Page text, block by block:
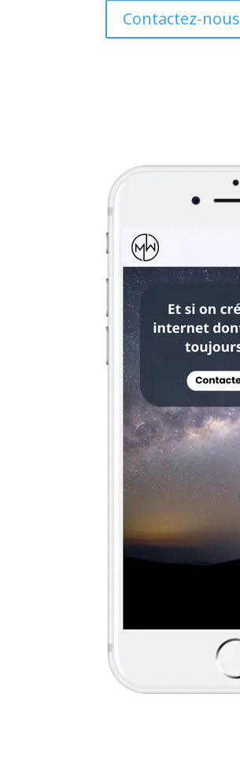
Contactez-nous